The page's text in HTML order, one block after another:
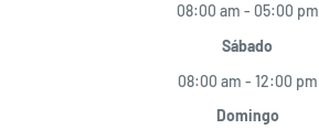
08:00 am - 05:00 pm
Sábado
08:00 am - 12:00 pm
Domingo